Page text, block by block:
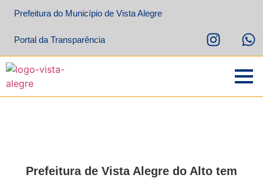
Prefeitura do Município de Vista Alegre
Portal da Transparência
Prefeitura de Vista Alegre do Alto tem